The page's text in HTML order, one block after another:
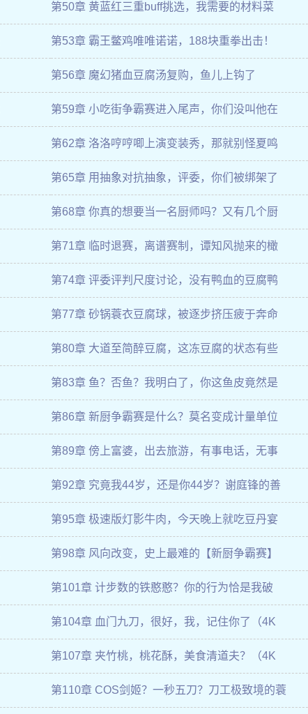
第50章 黄蓝红三重buff挑选，我需要的材料菜
第53章 霸王鳖鸡唯唯诺诺，188块重拳出击！
第56章 魔幻猪血豆腐汤复购，鱼儿上钩了
第59章 小吃街争霸赛进入尾声，你们没叫他在
第62章 洛洛哼哼唧上演变装秀，那就别怪夏鸣
第65章 用抽象对抗抽象，评委，你们被绑架了
第68章 你真的想要当一名厨师吗？又有几个厨
第71章 临时退赛，离谱赛制，谭知风抛来的橄
第74章 评委评判尺度讨论，没有鸭血的豆腐鸭
第77章 砂锅蓑衣豆腐球，被逐步挤压疲于奔命
第80章 大道至简醉豆腐，这冻豆腐的状态有些
第83章 鱼？否鱼？我明白了，你这鱼皮竟然是
第86章 新厨争霸赛是什么？莫名变成计量单位
第89章 傍上富婆，出去旅游，有事电话，无事
第92章 究竟我44岁，还是你44岁？谢庭锋的善
第95章 极速版灯影牛肉，今天晚上就吃豆丹宴
第98章 风向改变，史上最难的【新厨争霸赛】
第101章 计步数的铁憨憨？你的行为恰是我破
第104章 血门九刀，很好，我，记住你了（4K
第107章 夹竹桃，桃花酥，美食清道夫？（4K
第110章 COS剑姬？一秒五刀？刀工极致境的蓑